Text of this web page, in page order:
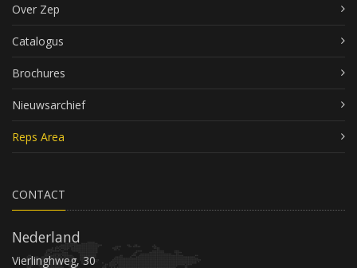
Over Zep
Catalogus
Brochures
Nieuwsarchief
Reps Area
CONTACT
Nederland
Vierlinghweg, 30